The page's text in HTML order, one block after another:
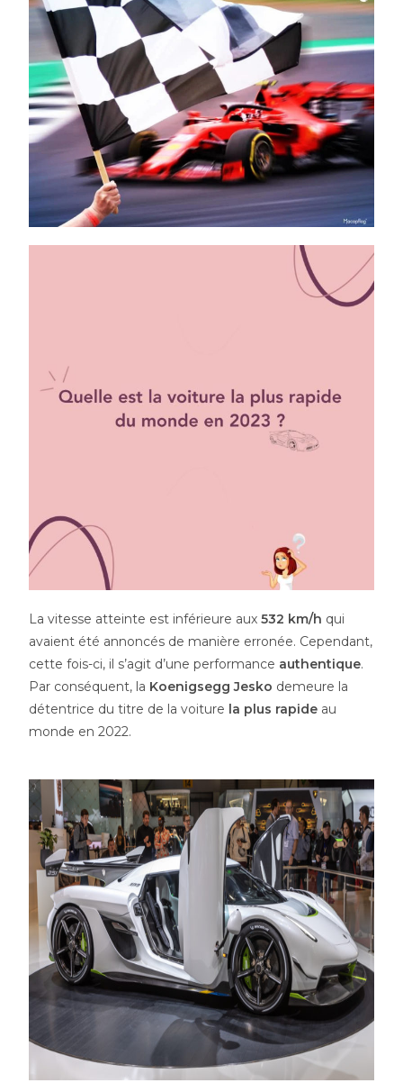
La vitesse atteinte est inférieure aux532 km/h qui
avaient été annoncés de manière erronée. Cependant,
cette fois-ci, il s’agit d’une performance authentique.
Par conséquent, la Koenigsegg Jesko demeure la
détentrice du titre de la voiture la plus rapide au
monde en 2022.